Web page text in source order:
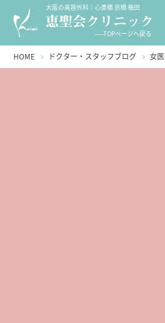
大阪の美容外科｜心斎橋 京橋 梅田
-----TOPページへ戻る
HOME ドクター・スタッフブログ 女医